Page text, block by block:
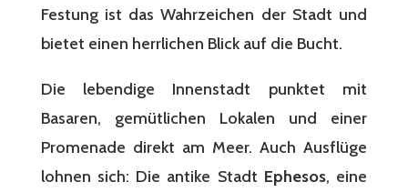
Festung ist das Wahrzeichen der Stadt und
bietet einen herrlichen Blick auf die Bucht.
Die lebendige Innenstadt punktet mit
Basaren, gemütlichen Lokalen und einer
Promenade direkt am Meer. Auch Ausflüge
lohnen sich: Die antike Stadt Ephesos, eine